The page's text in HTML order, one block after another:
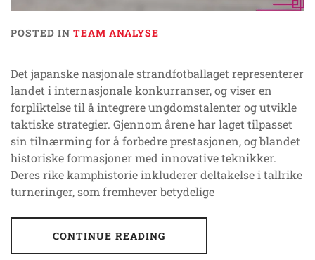
POSTED IN TEAM ANALYSE
Det japanske nasjonale strandfotballaget representerer
landet i internasjonale konkurranser, og viser en
forpliktelse til å integrere ungdomstalenter og utvikle
taktiske strategier. Gjennom årene har laget tilpasset
sin tilnærming for å forbedre prestasjonen, og blandet
historiske formasjoner med innovative teknikker.
Deres rike kamphistorie inkluderer deltakelse i tallrike
turneringer, som fremhever betydelige
CONTINUE READING